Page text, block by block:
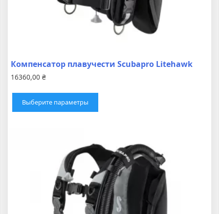
Компенсатор плавучести Scubapro Litehawk
16360,00 ₴
Выберите параметры
Опции
можно
выбрать
на
странице
товара.